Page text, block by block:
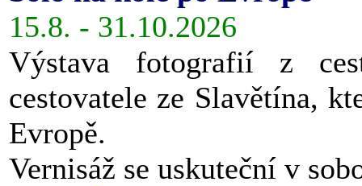
15.8. - 31.10.2026
Výstava fotografií z
cestovatele ze Slavětína,
Evropě.
Vernisáž se uskuteční v